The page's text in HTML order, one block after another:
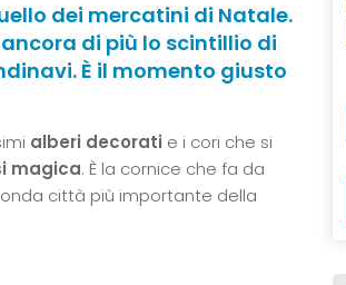
dei mercatini di Natale.
di più lo scintillio di
È il momento giusto
alberi decorati e i cori che si
magica. È la cornice che fa da
città più importante della